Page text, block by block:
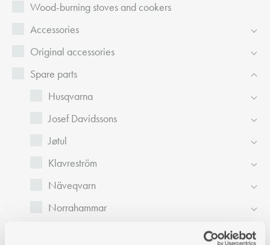
Wood-burning stoves and cookers
Accessories
Original accessories
Spare parts
Husqvarna
Josef Davidssons
Jøtul
Klavreström
Näveqvarn
Norrahammar